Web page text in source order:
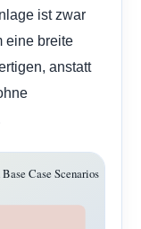
ist zwar
eine breite
anstatt